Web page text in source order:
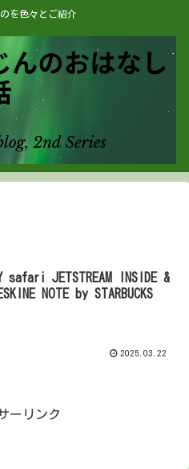
を色々とご紹介
safari JETSTREAM INSIDE &
NOTE by STARBUCKS
2025.03.22
ーリンク